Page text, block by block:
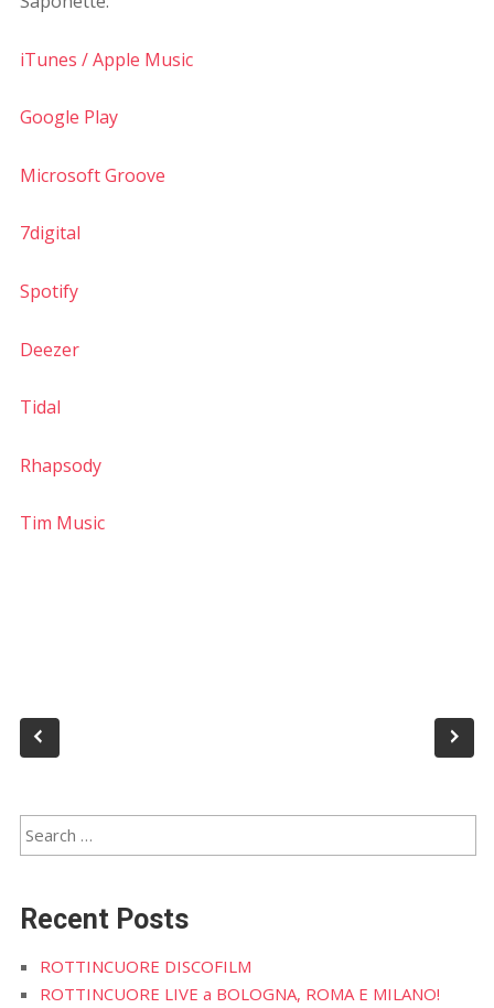
iTunes / Apple Music
Google Play
Microsoft Groove
7digital
Spotify
Deezer
Tidal
Rhapsody
Tim Music
Recent Posts
ROTTINCUORE DISCOFILM
ROTTINCUORE LIVE a BOLOGNA, ROMA E MILANO!